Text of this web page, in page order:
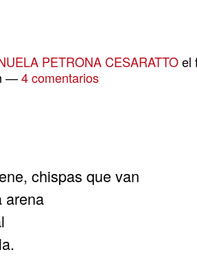
PETRONA CESARATTOel
—4 comentarios
chispas que van
arena